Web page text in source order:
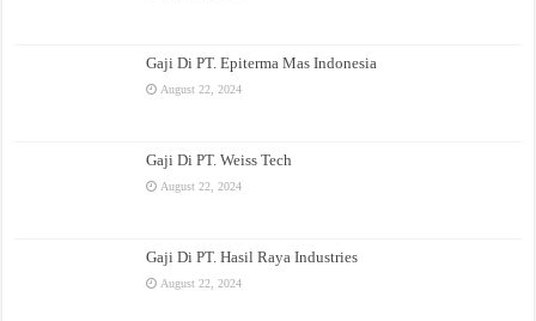
Gaji Di PT. Epiterma Mas Indonesia
August 22, 2024
Gaji Di PT. Weiss Tech
August 22, 2024
Gaji Di PT. Hasil Raya Industries
August 22, 2024